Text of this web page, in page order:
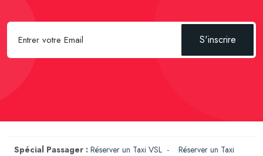
S'inscrire
Spécial Passager : Réserver un Taxi VSL - Réserver un Taxi